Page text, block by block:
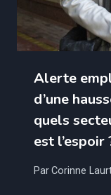
Alerte
d’une
quels
est l’espoir
ParCorinne